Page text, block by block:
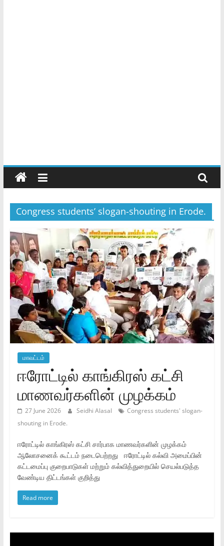
Congress students’ slogan-shouting in Erode.
மாவட்டம்
ஈரோட்டில் காங்கிரஸ் கட்சி
மாணவர்களின் முழக்கம்
27 June 2026 Seidhi Alasal
Congress students' slogan-
shouting in Erode.
ஈரோட்டில் காங்கிரஸ் கட்சி சார்பாக மாணவர்களின் முழக்கம்
ஆலோசனைக் கூட்டம் நடைபெற்றது ஈரோட்டில் கல்வி அமைப்பின்
கட்டமைப்பு குறைபாடுகள் மற்றும் கல்வித்துறையில் செயல்படுத்த
வேண்டிய திட்டங்கள் குறித்து
Read more